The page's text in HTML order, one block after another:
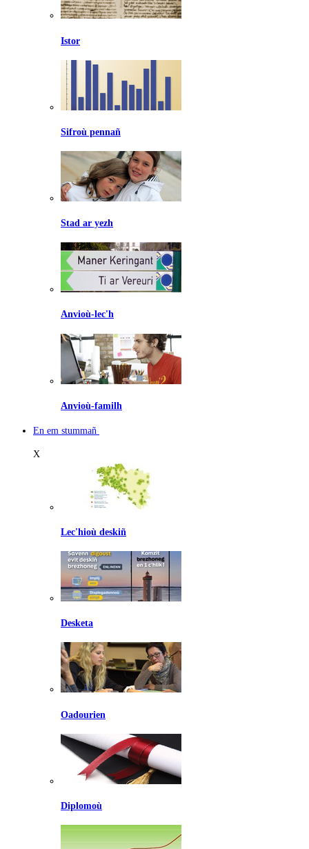
Istor
Sifroù pennañ
Stad ar yezh
Anvioù-lec'h
Anvioù-familh
En em stummañ
X
Lec'hioù deskiñ
Desketa
Oadourien
Diplomoù